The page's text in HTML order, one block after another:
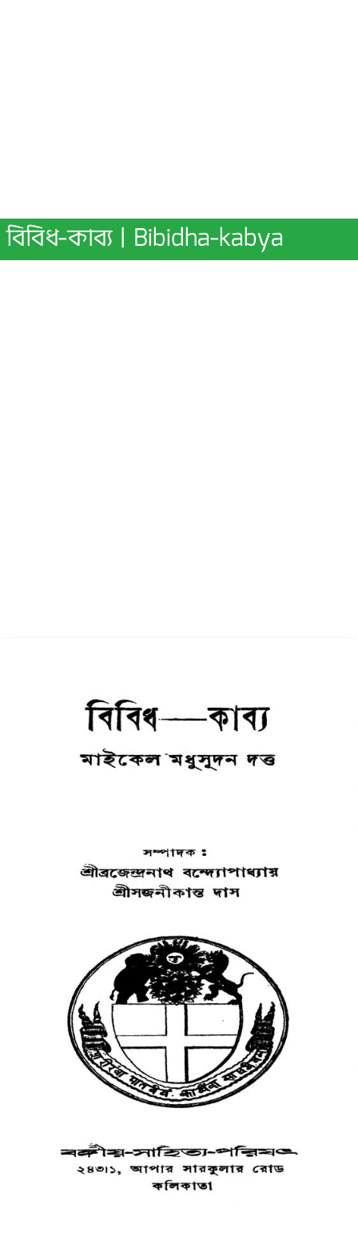
বিবিধ-কাব্য | Bibidha-kabya